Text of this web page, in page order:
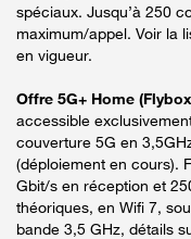
spéciaux. Jusqu’à 250
maximum/appel. Voir la
en vigueur.
Offre 5G+ Home
accessible
couverture 5G en
(déploiement en cours).
Gbit/s en réception et
théoriques, en Wifi 7,
bande 3,5 GHz, détails